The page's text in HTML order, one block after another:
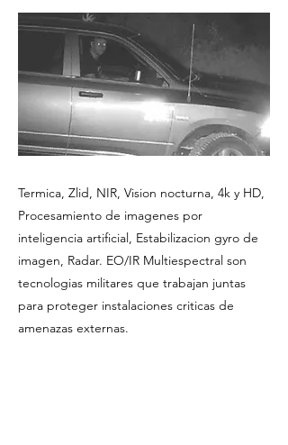
Termica, Zlid, NIR, Vision nocturna, 4k y HD,
Procesamiento de imagenes por
inteligencia artificial, Estabilizacion gyro de
imagen, Radar. EO/IR Multiespectral son
tecnologias militares que trabajan juntas
para proteger instalaciones criticas de
amenazas externas.